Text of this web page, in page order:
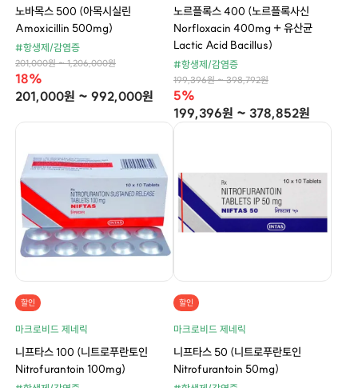
노바목스 500 (아목시실린
Amoxicillin 500mg)
#항생제/감염증
201,000원 ~ 1,206,000원
18%
201,000원 ~ 992,000원
노르플록스 400 (노르플록사신
Norfloxacin 400mg + 유산균
Lactic Acid Bacillus)
#항생제/감염증
199,396원 ~ 398,792원
5%
199,396원 ~ 378,852원
할인
마크로비드 제네릭
니프타스 100 (니트로푸란토인
Nitrofurantoin 100mg)
할인
마크로비드 제네릭
니프타스 50 (니트로푸란토인
Nitrofurantoin 50mg)